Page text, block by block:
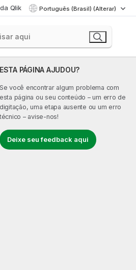
Qlik Português (Brasil) (Alterar)
ESTA PÁGINA AJUDOU?
Se você encontrar algum problema com
esta página ou seu conteúdo – um erro de
digitação, uma etapa ausente ou um erro
– avise-nos!
Deixe seu feedback aqui